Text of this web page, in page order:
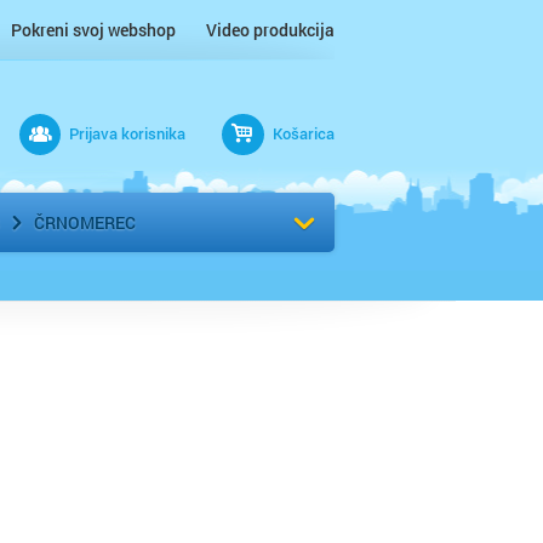
Pokreni svoj webshop Video produkcija
Prijava korisnika Košarica
ČRNOMEREC